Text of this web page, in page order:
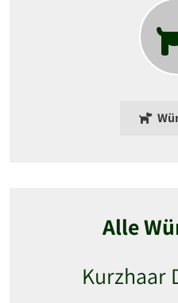
Alle
Kurzhaar